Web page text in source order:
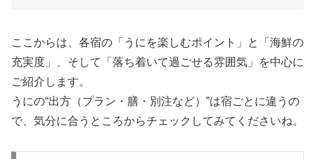
ここからは、各宿の「うにを楽しむポイント」と「海鮮の
充実度」、そして「落ち着いて過ごせる雰囲気」を中心に
ご紹介します。
うにの“出方（プラン・膳・別注など）”は宿ごとに違うの
で、気分に合うところからチェックしてみてくださいね。